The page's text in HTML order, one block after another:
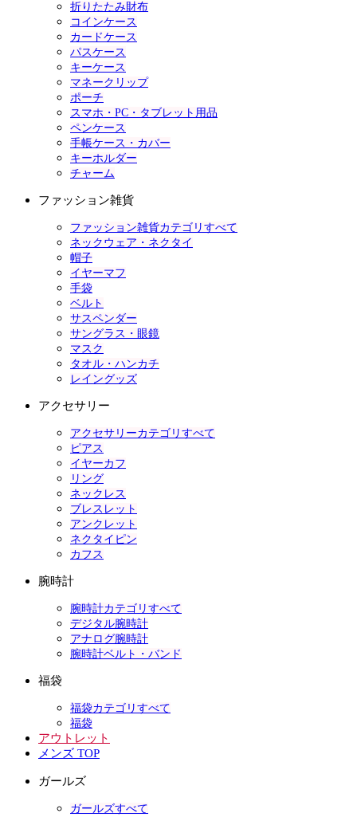
折りたたみ財布
コインケース
カードケース
パスケース
キーケース
マネークリップ
ポーチ
スマホ・PC・タブレット用品
ペンケース
手帳ケース・カバー
キーホルダー
チャーム
ファッション雑貨
ファッション雑貨カテゴリすべて
ネックウェア・ネクタイ
帽子
イヤーマフ
手袋
ベルト
サスペンダー
サングラス・眼鏡
マスク
タオル・ハンカチ
レイングッズ
アクセサリー
アクセサリーカテゴリすべて
ピアス
イヤーカフ
リング
ネックレス
ブレスレット
アンクレット
ネクタイピン
カフス
腕時計
腕時計カテゴリすべて
デジタル腕時計
アナログ腕時計
腕時計ベルト・バンド
福袋
福袋カテゴリすべて
福袋
アウトレット
メンズ TOP
ガールズ
ガールズすべて